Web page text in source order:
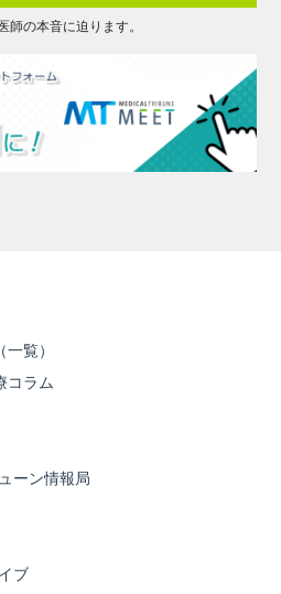
師の本音に迫ります。
覧）
コラム
ーン情報局
ブ